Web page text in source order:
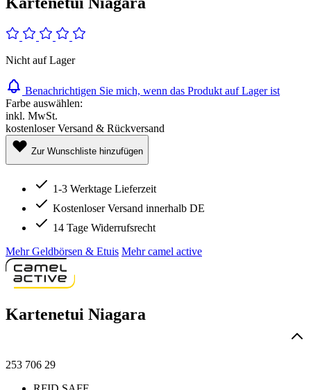
Nicht auf Lager
Benachrichtigen Sie mich, wenn das Produkt auf Lager ist
Farbe auswählen:
inkl. MwSt.
kostenloser Versand & Rückversand
Zur Wunschliste hinzufügen
1-3 Werktage Lieferzeit
Kostenloser Versand innerhalb DE
14 Tage Widerrufsrecht
Mehr Geldbörsen & Etuis Mehr camel active
Kartenetui Niagara
253 706 29